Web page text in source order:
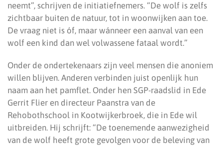
neemt”, schrijven de initiatiefnemers. “De wolf is zelfs
zichtbaar buiten de natuur, tot in woonwijken aan toe.
De vraag niet is óf, maar wánneer een aanval van een
wolf een kind dan wel volwassene fataal wordt.”
Onder de ondertekenaars zijn veel mensen die anoniem
willen blijven. Anderen verbinden juist openlijk hun
naam aan het pamflet. Onder hen SGP-raadslid in Ede
Gerrit Flier en directeur Paanstra van de
Rehobothschool in Kootwijkerbroek, die in Ede wil
uitbreiden. Hij schrijft: “De toenemende aanwezigheid
van de wolf heeft grote gevolgen voor de beleving van